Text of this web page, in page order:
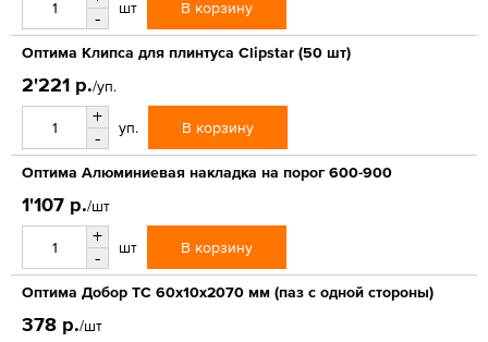
-
шт В корзину
Оптима Клипса для плинтуса Clipstar (50 шт)
2'221 р./уп.
+
-
уп. В корзину
Оптима Алюминиевая накладка на порог 600-900
1'107 р./шт
+
-
шт В корзину
Оптима Добор ТС 60х10х2070 мм (паз с одной стороны)
378 р./шт